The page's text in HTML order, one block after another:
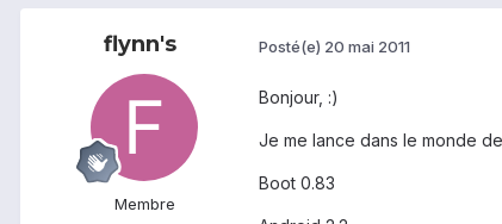
flynn's
Membre
Posté(e) 20 mai 2011
Bonjour, :)
Je me lance dans le monde
Boot 0.83